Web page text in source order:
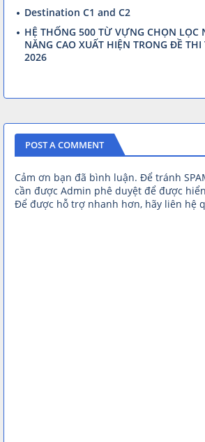
Destination C1 and C2
HỆ THỐNG 500 TỪ VỰNG CHỌN LỌC
NĂNG CAO XUẤT HIỆN TRONG ĐỀ
2026
POST A COMMENT
Cảm ơn bạn đã bình luận. Để tránh
cần được Admin phê duyệt để được
Để được hỗ trợ nhanh hơn, hãy liên hệ